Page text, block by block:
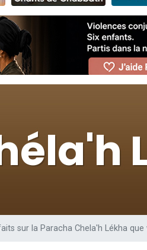
son Maasser
de demander une bénédiction
de nous rejoindre sur WhatsApp
de faire un don pour Sauvez la
dans Torah-Box Music
de nous rejoindre sur WhatsApp
dans Torah-Box Music
de nous rejoindre sur WhatsApp
sur la Paracha Chela'h Lékha